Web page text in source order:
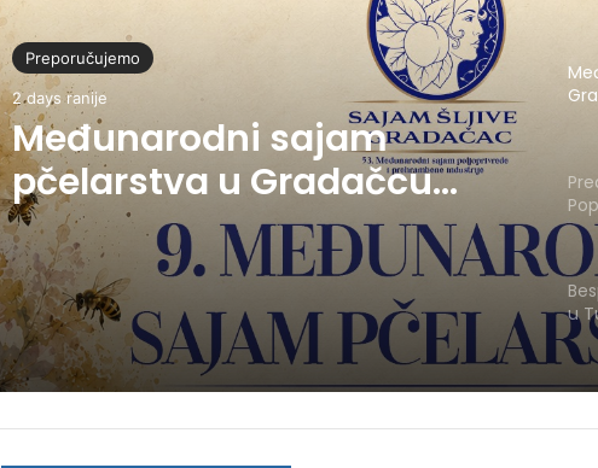
Preporučujemo
2 days ranije
Međunarodni sajam
pčelarstva u Gradačcu
okupit će više od 20
izlagača iz pet zemalja
u